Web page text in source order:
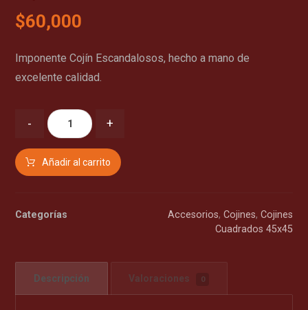
$60,000
Imponente Cojín Escandalosos, hecho a mano de
excelente calidad.
- +
Añadir al carrito
Categorías Accesorios, Cojines, Cojines
Cuadrados 45x45
Descripción Valoraciones 0